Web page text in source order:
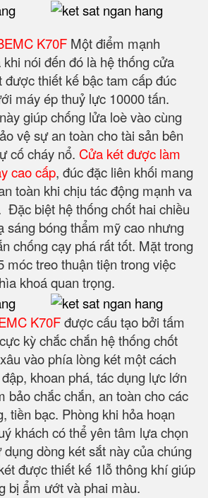
K70F Một điểm mạnh
nói đến đó là hệ thống cửa
được thiết kế bậc tam cấp đúc
máy ép thuỷ lực 10000 tấn.
giúp chống lửa loè vào cùng
vệ sự an toàn cho tài sản bên
cố cháy nổ. Cửa két được làm
cao cấp, đúc đặc liên khối mang
toàn khi chịu tác động mạnh va
Đặc biệt hệ thống chốt hai chiều
sáng bóng thẩm mỹ cao nhưng
chống cạy phá rất tốt. Mặt trong
móc treo thuận tiện trong việc
khoá quan trọng.
K70Fđược cấu tạo bởi tấm
kỳ chắc chắn hệ thống chốt
vào phía lòng két một cách
khoan phá, tác dụng lực lớn
bảo chắc chắn, an toàn cho các
tiền bạc. Phòng khi hỏa hoạn
khách có thể yên tâm lựa chọn
dòng két sắt này của chúng
được thiết kế 1lỗ thông khí giúp
bị ẩm ướt và phai màu.